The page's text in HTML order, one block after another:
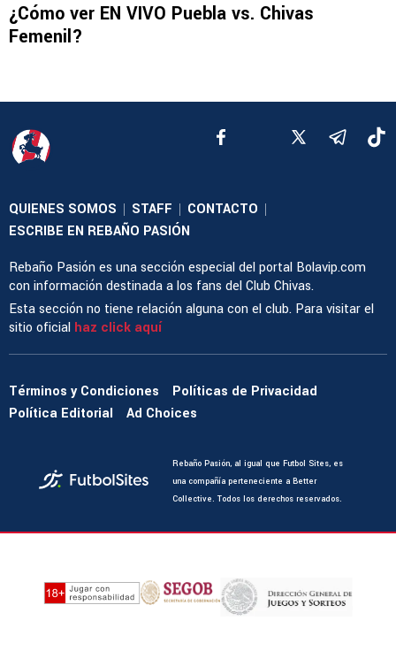
¿Cómo ver EN VIVO Puebla vs. Chivas
Femenil?
QUIENES SOMOS | STAFF | CONTACTO |
ESCRIBE EN REBAÑO PASIÓN
Rebaño Pasión es una sección especial del portal Bolavip.com
con información destinada a los fans del Club Chivas.
Esta sección no tiene relación alguna con el club. Para visitar el
sitio oficial haz click aquí
Términos y Condiciones
Políticas de Privacidad
Política Editorial
Ad Choices
Rebaño Pasión, al igual que Futbol Sites, es
una compañía perteneciente a Better
Collective. Todos los derechos reservados.